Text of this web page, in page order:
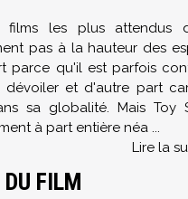
films les plus attendus
pas à la hauteur des
parce qu'il est parfois
dévoiler et d'autre part
sa globalité. Mais Toy
à part entière néa ...
Lire la
FILM